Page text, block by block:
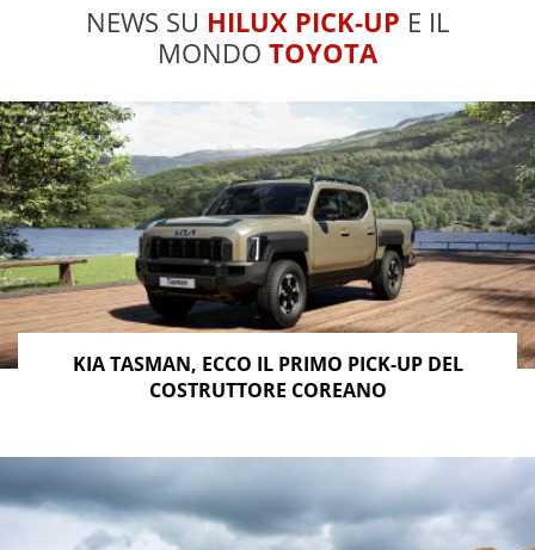
NEWS SU HILUX PICK-UP E IL
MONDO TOYOTA
KIA TASMAN, ECCO IL PRIMO PICK-UP DEL
COSTRUTTORE COREANO